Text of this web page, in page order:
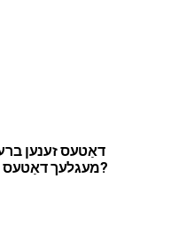
דאַטעס זענען
מעגלעך דאַטעס אַ שוועסטערייַ מוטער?